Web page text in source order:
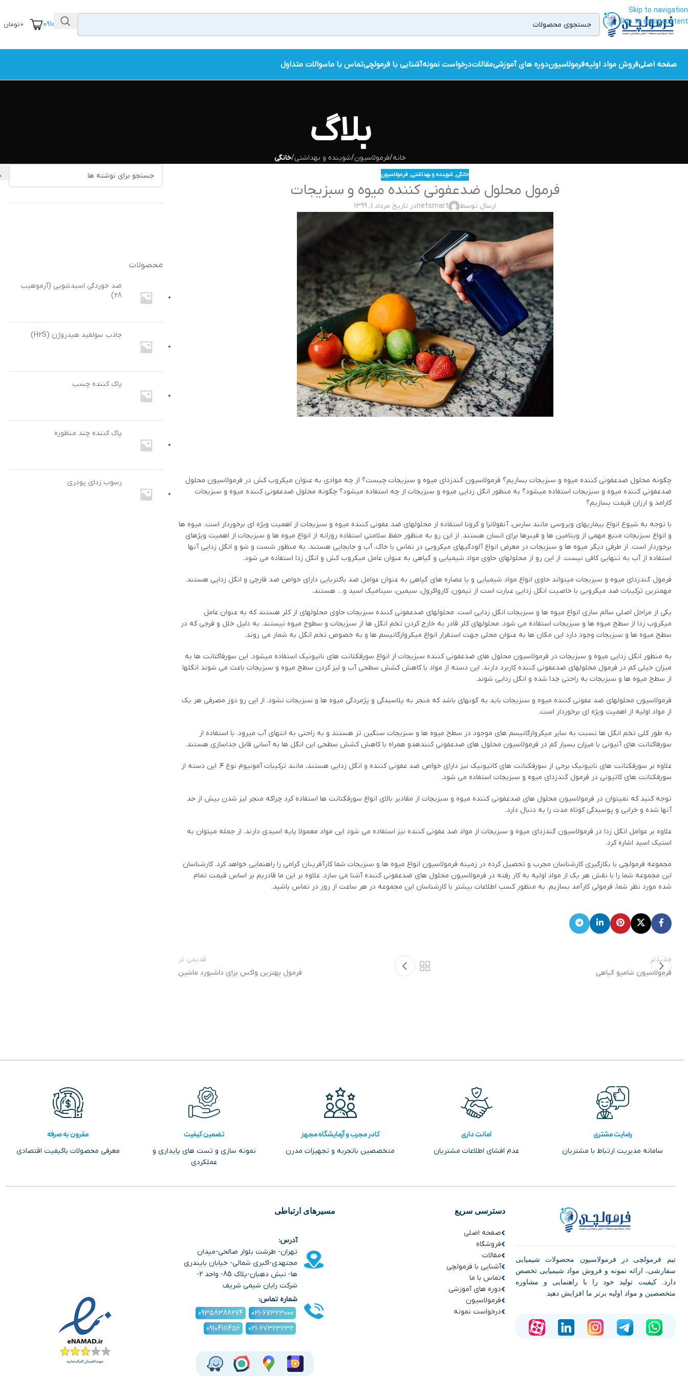
Skip to navigation
Skip to main content
09104111456
0تومان
صفحه اصلیفروش مواد اولیهفرمولاسیوندوره های آموزشیمقالاتدرخواست نمونهآشنایی با فرمولچیتماس با ماسوالات متداول
بلاگ
خانه/فرمولاسیون/شوینده و بهداشتی/خانگی
خانگی, شوینده و بهداشتی, فرمولاسیون
فرمول محلول ضدعفونی کننده میوه و سبزیجات
ارسال توسط netsmartدر تاریخ مرداد 1, 1399
چگونه محلول ضدعفونی کننده میوه و سبزیجات بسازیم؟ فرمولاسیون گندزدای میوه و سبزیجات چیست؟ از چه موادی به عنوان میکروب کش در فرمولاسیون محلول
ضدعفونی کننده میوه و سبزیجات استفاده میشود؟ به منظور انگل زدایی میوه و سبزیجات از چه استفاده میشود؟ چگونه محلول ضدعفونی کننده میوه و سبزیجات
کارامد و ارزان قیمت بسازیم؟
با توجه به شیوع انواع بیماریهای ویروسی مانند سارس، آنفولانزا و کرونا استفاده از محلولهای ضد عفونی کننده میوه و سبزیجات از اهمیت ویژه ای برخوردار است. میوه ها
و انواع سبزیجات منبع مهمی از ویتامین ها و فیبرها برای انسان هستند. از این رو به منظور حفظ سلامتی استفاده روزانه از انواع میوه ها و سبزیجات از اهمیت ویژهای
برخوردار است. از طرفی دیگر میوه ها و سبزیجات در معرض انواع آلودگیهای میکروبی در تماس با خاک، آب و جابجایی هستند. به منظور شست و شو و انگل زدایی آنها
استفاده از آب به تنهایی کافی نیست. از این رو از محلولهای حاوی مواد شیمیایی و گیاهی به عنوان عامل میکروب کش و انگل زدا استفاده می شود.
فرمول گندزدای میوه و سبزیجات میتواند حاوی انواع مواد شیمیایی و یا عصاره های گیاهی به عنوان عوامل ضد باکتریایی دارای خواص ضد قارچی و انگل زدایی هستند.
مهمترین ترکیبات ضد میکروبی با خاصیت انگل زدایی عبارت است از تیمون، کارواکرول، سیمین، سینامیک اسید و… هستند.
یکی از مراحل اصلی سالم سازی انواع میوه ها و سبزیجات انگل زدایی است. محلولهای ضدعفونی کننده سبزیجات حاوی محلولهای از کلر هستند که به عنوان عامل
میکروب زدا از سطح میوه ها و سبزیجات استفاده می شود. محلولهای کلر قادر به خارج کردن تخم انگل ها از سبزیجات و سطوح میوه نیستند. به دلیل خلل و فرجی که در
سطح میوه ها و سبزیجات وجود دارد این مکان ها به عنوان محلی جهت استقرار انواع میکروارگانیسم ها و به خصوص تخم انگل به شمار می روند.
به منظور انگل زدایی میوه و سبزیجات در فرمولاسیون محلول های ضدعفونی کننده سبزیجات از انواع سورفکتانت های نانیونیک استفاده میشود. این سورفاکتانت ها به
میزان خیلی کم در فرمول محلولهای ضدعفونی کننده کاربرد دارند. این دسته از مواد با کاهش کشش سطحی آب و لیز کردن سطح میوه و سبزیجات باعث می شوند انگلها
از سطح میوه ها و سبزیجات به راحتی جدا شده و انگل زدایی شوند.
فرمولاسیون محلولهای ضد عفونی کننده میوه و سبزیجات باید به گونهای باشد که منجر به پلاسیدگی و پژمردگی میوه ها و سبزیجات نشود. از این رو دوز مصرفی هر یک
از مواد اولیه از اهمیت ویژه ای برخوردار است.
به طور کلی تخم انگل ها نسبت به سایر میکروارگانیسم های موجود در سطح میوه ها و سبزیجات سنگین تر هستند و به راحتی به انتهای آب میرود. با استفاده از
سورفاکتانت های آنیونی با میزان بسیار کم در فرمولاسیون محلول های ضدعفونی کنندهدو همراه با کاهش کشش سطحی این انگل ها به آسانی قابل جداسازی هستند.
علاوه بر سورفکتانت های نانیونیک برخی از سورفکتانت های کاتیونیک نیز دارای خواص ضد عفونی کننده و انگل زدایی هستند، مانند ترکیبات آمونیوم نوع ۴. این دسته از
سورفکتانت های کاتیونی در فرمول گندزدای میوه و سبزیجات استفاده می شود.
توجه کنید که نمیتوان در فرمولاسیون محلول های ضدعفونی کننده میوه و سبزیجات از مقادیر بالای انواع سورفکتانت ها استفاده کرد چراکه منجر لیز شدن بیش از حد
آنها شده و خرابی و پوسیدگی کوتاه مدت را به دنبال دارد.
علاوه بر عوامل انگل زدا در فرمولاسیون گندزدای میوه و سبزیجات از مواد ضد عفونی کننده نیز استفاده می شود این مواد معمولا پایه اسیدی دارند. از جمله میتوان به
استیک اسید اشاره کرد.
مجموعه فرمولچی با بکارگیری کارشناسان مجرب و تحصیل کرده در زمینه فرمولاسیون انواع میوه ها و سبزیجات شما کارآفرینان گرامی را راهنمایی خواهد کرد. کارشناسان
این مجموعه شما را با نقش هر یک از مواد اولیه به کار رفته در فرمولاسیون محلول های ضدعفونی کننده آشنا می سازد. علاوه بر این ما قادریم بر اساس قیمت تمام
شده مورد نظر شما، فرمولی کارآمد بسازیم. به منظور کسب اطلاعات بیشتر با کارشناسان این مجموعه در هر ساعت از روز در تماس باشید.
جدیدتر
فرمولاسیون شامپو گیاهی
قدیمی تر
فرمول بهترین واکس برای داشبورد ماشین
محصولات
ضد خوردگی اسیدشویی (آرموهیب
28)
جاذب سولفید هیدروژن (H2S)
پاک کننده چسب
پاک کننده چند منظوره
رسوب زدای پودری
رضایت مشتری
سامانه مدیریت ارتباط با مشتریان
امانت داری
عدم افشای اطلاعات مشتریان
کادر مجرب و آزمایشگاه مجهز
متخصصین باتجربه و تجهیزات مدرن
تضمین کیفیت
نمونه سازی و تست های پایداری و
عملکردی
مقرون به صرفه
معرفی محصولات باکیفیت اقتصادی
تیم فرمولچی در فرمولاسیون محصولات شیمیایی
سفارشی، ارائه نمونه و فروش مواد شیمیایی تخصص
دارد. کیفیت تولید خود را با راهنمایی و مشاوره
متخصصین و مواد اولیه برتر ما افزایش دهید
دسترسی سریع
صفحه اصلی
فروشگاه
مقالات
آشنایی با فرمولچی
تماس با ما
دوره های آموزشی
فرمولاسیون
درخواست نمونه
مسیرهای ارتباطی
آدرس:
تهران- طرشت بلوار صالحی-میدان
مجتهدی-اکبری شمالی- خیابان بایندری
ها- نبش دهبان-پلاک 85- واحد 2-
شرکت رایان شیمی شریف
شماره تماس:
021-67323000
09358388274
021-67323232
09104111456